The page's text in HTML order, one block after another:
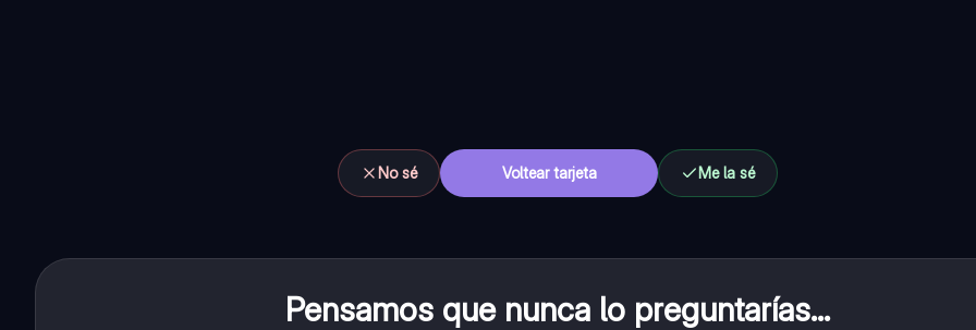
No sé Voltear tarjeta Me la sé
Pensamos que nunca lo preguntarías...